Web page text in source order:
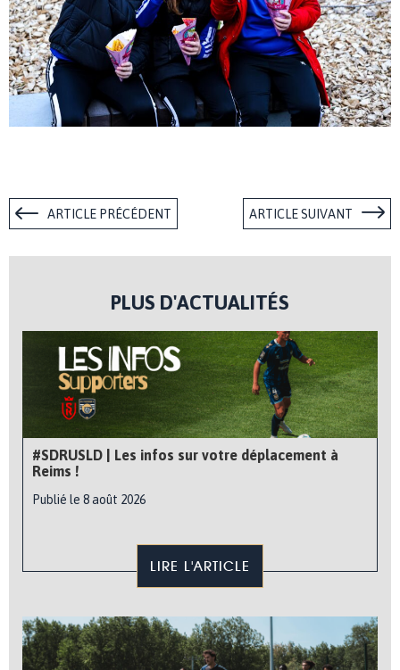
ARTICLE PRÉCÉDENT ARTICLE SUIVANT
PLUS D'ACTUALITÉS
#SDRUSLD | Les infos sur votre déplacement à
Reims !
Publié le 8 août 2026
LIRE L'ARTICLE